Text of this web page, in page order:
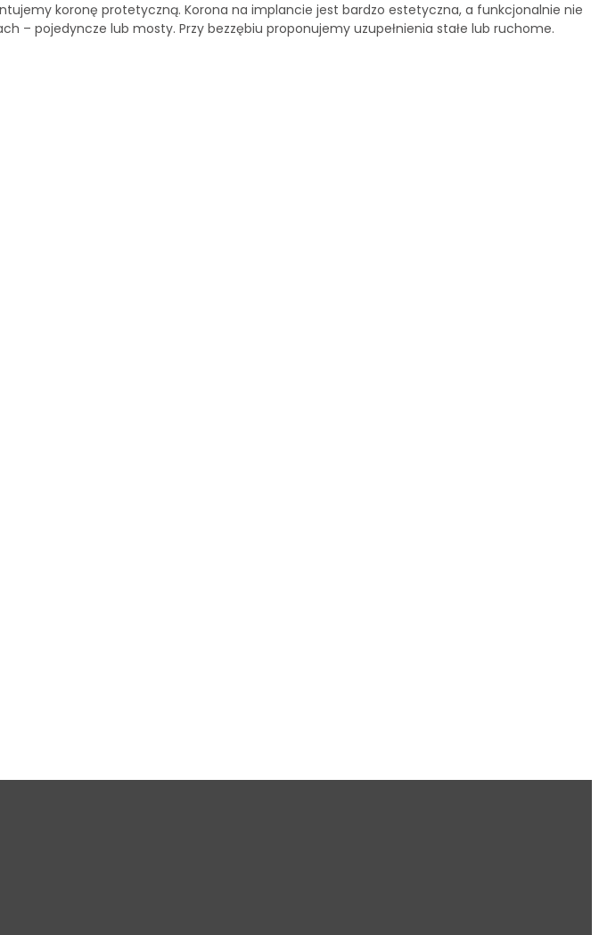
koronę protetyczną. Korona na implancie jest bardzo estetyczna, a funkcjonalnie nie
– pojedyncze lub mosty. Przy bezzębiu proponujemy uzupełnienia stałe lub ruchome.